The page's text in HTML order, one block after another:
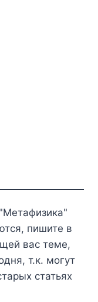
пишите в
вас теме,
т.к. могут
статьях